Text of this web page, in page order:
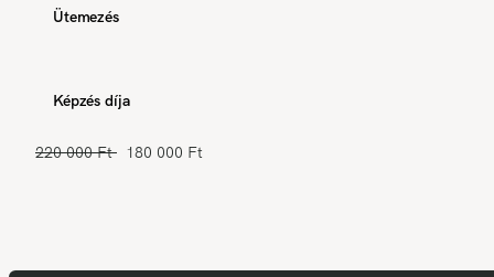
Ütemezés
Képzés díja
220 000 Ft 180 000 Ft